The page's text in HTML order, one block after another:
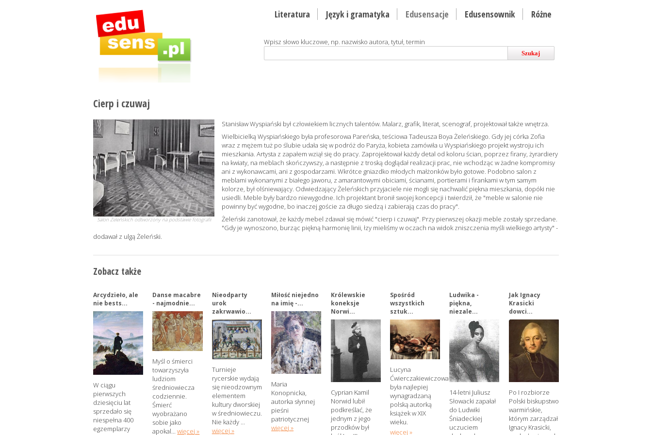
Literatura Język i gramatyka Edusensacje Edusensownik Różne
Wpisz słowo kluczowe, np. nazwisko autora, tytuł, termin
Szukaj
Cierp i czuwaj
Salon Żeleńskich odtworzony na podstawie fotografii
Stanisław Wyspiański był człowiekiem licznych talentów. Malarz, grafik, literat, scenograf, projektował także wnętrza.
Wielbicielką Wyspiańskiego była profesorowa Pareńska, teściowa Tadeusza Boya Żeleńskiego. Gdy jej córka Zofia
wraz z mężem tuż po ślubie udała się w podróż do Paryża, kobieta zamówiła u Wyspiańskiego projekt wystroju ich
mieszkania. Artysta z zapałem wziął się do pracy. Zaprojektował każdy detal od koloru ścian, poprzez firany, żyrardiery
na kwiaty, na meblach skończywszy, a następnie z troską doglądał realizacji prac, nie wchodząc w żadne kompromisy
ani z wykonawcami, ani z gospodarzami. Wkrótce gniazdko młodych małżonków było gotowe. Podobno salon z
meblami wykonanymi z białego jaworu, z amarantowymi obiciami, ścianami, portierami i firankami w tym samym
kolorze, był olśniewający. Odwiedzający Żeleńskich przyjaciele nie mogli się nachwalić piękna mieszkania, dopóki nie
usiedli. Meble były bardzo niewygodne. Ich projektant bronił swojej koncepcji i twierdził, że "meble w salonie nie
powinny być wygodne, bo inaczej goście za długo siedzą i zabierają czas do pracy".
Żeleński zanotował, że każdy mebel zdawał się mówić "cierp i czuwaj". Przy pierwszej okazji meble zostały sprzedane.
"Gdy je wynoszono, burząc piękną harmonię linii, łzy mieliśmy w oczach na widok zniszczenia myśli wielkiego artysty" -
dodawał z ulgą Żeleński.
Zobacz także
Arcydzieło, ale
nie bests...
W ciągu
pierwszych
dziesięciu lat
sprzedało się
niespełna 400
egzemplarzy
Danse macabre
- najmodnie...
Myśl o śmierci
towarzyszyła
ludziom
średniowiecza
codziennie.
Śmierć
wyobrażano
sobie jako
apokal...więcej »
Nieodparty
urok
zakrwawio...
Turnieje
rycerskie wydają
się nieodzownym
elementem
kultury dworskiej
w średniowieczu.
Nie każdy ...
więcej »
Miłość niejedno
na imię -...
Maria
Konopnicka,
autorka słynnej
pieśni
patriotycznej
więcej »
Królewskie
koneksje
Norwi...
Cyprian Kamil
Norwid lubił
podkreślać, że
jednym z jego
przodków był
Spośród
wszystkich
sztuk...
Lucyna
Ćwierczakiewiczowa
była najlepiej
wynagradzaną
polską autorką
książek w XIX
wieku.
więcej »
Ludwika -
piękna,
niezale...
14-letni Juliusz
Słowacki zapałał
do Ludwiki
Śniadeckiej
uczuciem
Jak Ignacy
Krasicki
dowci...
Po I rozbiorze
Polski biskupstwo
warmińskie,
którym zarządzał
Ignacy Krasicki,